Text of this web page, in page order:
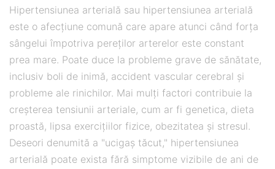
Hipertensiunea arterială sau hipertensiunea arterială
este o afecțiune comună care apare atunci când forța
sângelui împotriva pereților arterelor este constant
prea mare. Poate duce la probleme grave de sănătate,
inclusiv boli de inimă, accident vascular cerebral și
probleme ale rinichilor. Mai mulți factori contribuie la
creșterea tensiunii arteriale, cum ar fi genetica, dieta
proastă, lipsa exercițiilor fizice, obezitatea și stresul.
Deseori denumită a "ucigaș tăcut," hipertensiunea
arterială poate exista fără simptome vizibile de ani de